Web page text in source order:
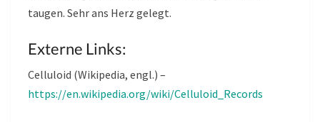
taugen. Sehr ans Herz gelegt.
Externe Links:
Celluloid (Wikipedia, engl.) –
https://en.wikipedia.org/wiki/Celluloid_Records